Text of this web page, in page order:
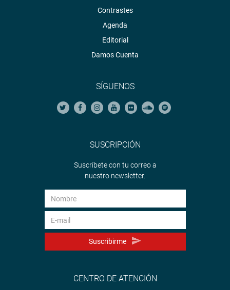
Contrastes
Agenda
Editorial
Damos Cuenta
SÍGUENOS
SUSCRIPCIÓN
Suscríbete con tu correo a
nuestro newsletter.
Suscribirme
CENTRO DE ATENCIÓN